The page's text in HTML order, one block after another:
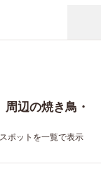
辺の焼き鳥・
ポットを一覧で表示